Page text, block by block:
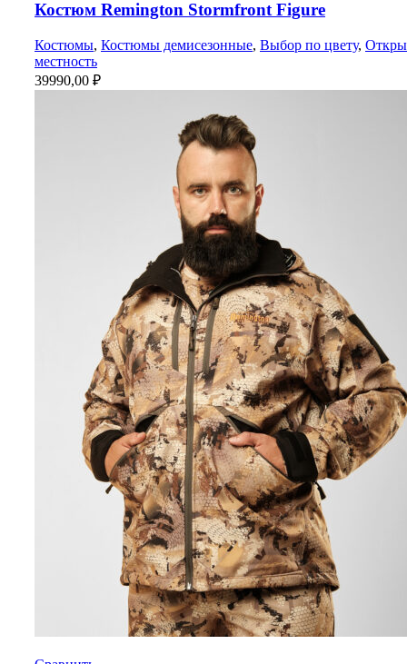
Костюм Remington Stormfront Figure
Костюмы, Костюмы демисезонные, Выбор по цвету,
местность
39990,00 ₽